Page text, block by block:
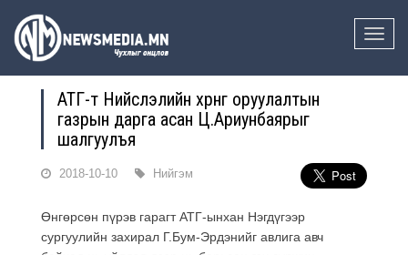
Toggle
АТГ-т Нийслэлийн хөрөнгө оруулалтын
газрын дарга асан Ц.Ариунбаярыг
шалгуулъя
2018-10-10 Нийгэм
Өнгөрсөн пүрэв гарагт АТГ-ынхан Нэгдүгээр
сургуулийн захирал Г.Бум-Эрдэнийг авлига авч